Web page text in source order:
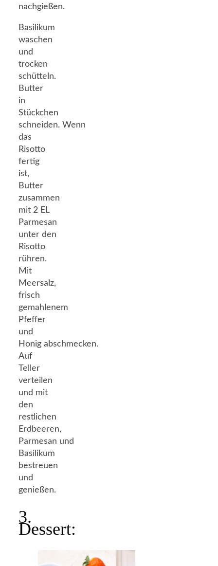
nachgießen.
Basilikum
waschen
und
trocken
schütteln.
Butter
in
Stückchen
schneiden. Wenn
das
Risotto
fertig
ist,
Butter
zusammen
mit 2 EL
Parmesan
unter den
Risotto
rühren.
Mit
Meersalz,
frisch
gemahlenem
Pfeffer
und
Honig abschmecken.
Auf
Teller
verteilen
und mit
den
restlichen
Erdbeeren,
Parmesan und
Basilikum
bestreuen
und
genießen.
3.
Dessert: